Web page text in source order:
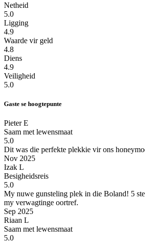
Netheid
5.0
Ligging
4.9
Waarde vir geld
4.8
Diens
4.9
Veiligheid
5.0
Gaste se hoogtepunte
Pieter E
Saam met lewensmaat
5.0
Dit was die perfekte plekkie vir ons
Nov 2025
Izak L
Besigheidsreis
5.0
My nuwe gunsteling plek in die Boland! 5
my verwagtinge oortref.
Sep 2025
Riaan L
Saam met lewensmaat
5.0